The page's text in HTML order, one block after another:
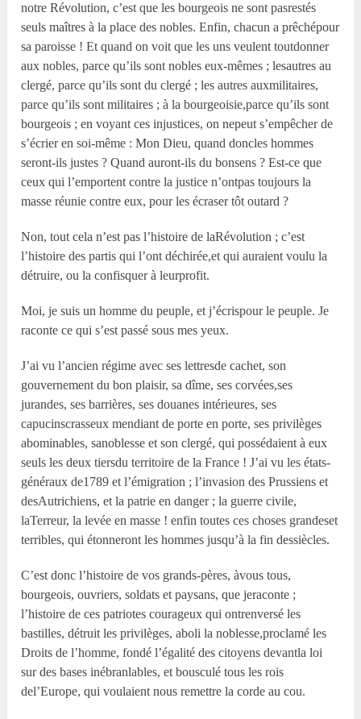
notre Révolution, c’est que les bourgeois ne sont pasrestés
seuls maîtres à la place des nobles. Enfin, chacun a prêchépour
sa paroisse ! Et quand on voit que les uns veulent toutdonner
aux nobles, parce qu’ils sont nobles eux-mêmes ; lesautres au
clergé, parce qu’ils sont du clergé ; les autres auxmilitaires,
parce qu’ils sont militaires ; à la bourgeoisie,parce qu’ils sont
bourgeois ; en voyant ces injustices, on nepeut s’empêcher de
s’écrier en soi-même : Mon Dieu, quand doncles hommes
seront-ils justes ? Quand auront-ils du bonsens ? Est-ce que
ceux qui l’emportent contre la justice n’ontpas toujours la
masse réunie contre eux, pour les écraser tôt outard ?
Non, tout cela n’est pas l’histoire de laRévolution ; c’est
l’histoire des partis qui l’ont déchirée,et qui auraient voulu la
détruire, ou la confisquer à leurprofit.
Moi, je suis un homme du peuple, et j’écrispour le peuple. Je
raconte ce qui s’est passé sous mes yeux.
J’ai vu l’ancien régime avec ses lettresde cachet, son
gouvernement du bon plaisir, sa dîme, ses corvées,ses
jurandes, ses barrières, ses douanes intérieures, ses
capucinscrasseux mendiant de porte en porte, ses privilèges
abominables, sanoblesse et son clergé, qui possédaient à eux
seuls les deux tiersdu territoire de la France ! J’ai vu les états-
généraux de1789 et l’émigration ; l’invasion des Prussiens et
desAutrichiens, et la patrie en danger ; la guerre civile,
laTerreur, la levée en masse ! enfin toutes ces choses grandeset
terribles, qui étonneront les hommes jusqu’à la fin dessiècles.
C’est donc l’histoire de vos grands-pères, àvous tous,
bourgeois, ouvriers, soldats et paysans, que jeraconte ;
l’histoire de ces patriotes courageux qui ontrenversé les
bastilles, détruit les privilèges, aboli la noblesse,proclamé les
Droits de l’homme, fondé l’égalité des citoyens devantla loi
sur des bases inébranlables, et bousculé tous les rois
del’Europe, qui voulaient nous remettre la corde au cou.